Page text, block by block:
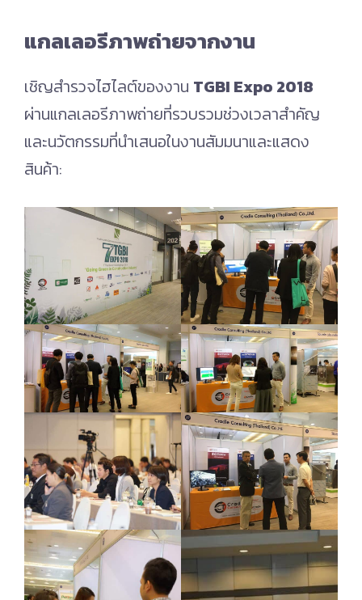
แกลเลอรีภาพถ่ายจากงาน
เชิญสำรวจไฮไลต์ของงาน TGBI Expo 2018
ผ่านแกลเลอรีภาพถ่ายที่รวบรวมช่วงเวลาสำคัญ
และนวัตกรรมที่นำเสนอในงานสัมมนาและแสดง
สินค้า: